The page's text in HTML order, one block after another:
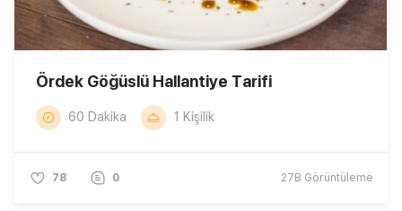
Ördek Göğüslü Hallantiye Tarifi
60 Dakika 1 Kişilik
78 0 27B Görüntüleme